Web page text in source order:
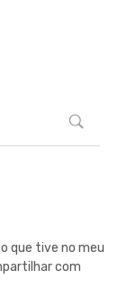
que tive no meu
com